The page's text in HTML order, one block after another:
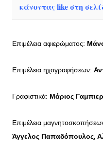
κάνοντας like στη
Επιμέλεια αφιερώματος:
Επιμέλεια ηχογραφήσεων:
Γραφιστικά: Μάριος
Επιμέλεια
Άγγελος Παπαδόπουλος,